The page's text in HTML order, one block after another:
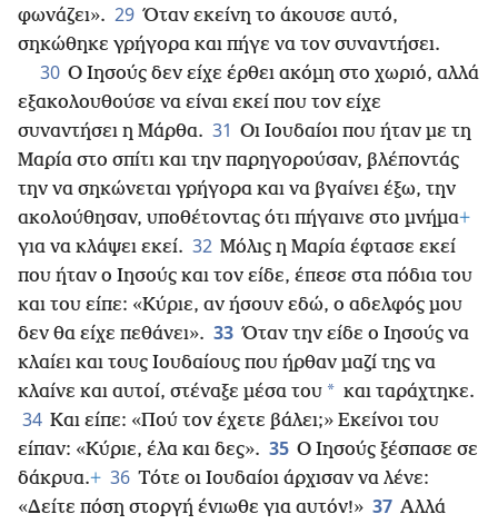
φωνάζει». 29 Όταν εκείνη το άκουσε αυτό,
σηκώθηκε γρήγορα και πήγε να τον συναντήσει.
30 Ο Ιησούς δεν είχε έρθει ακόμη στο χωριό, αλλά
εξακολουθούσε να είναι εκεί που τον είχε
συναντήσει η Μάρθα. 31 Οι Ιουδαίοι που ήταν με τη
Μαρία στο σπίτι και την παρηγορούσαν, βλέποντάς
την να σηκώνεται γρήγορα και να βγαίνει έξω, την
ακολούθησαν, υποθέτοντας ότι πήγαινε στο μνήμα+
για να κλάψει εκεί. 32 Μόλις η Μαρία έφτασε εκεί
που ήταν ο Ιησούς και τον είδε, έπεσε στα πόδια του
και του είπε: «Κύριε, αν ήσουν εδώ, ο αδελφός μου
δεν θα είχε πεθάνει». 33 Όταν την είδε ο Ιησούς να
κλαίει και τους Ιουδαίους που ήρθαν μαζί της να
κλαίνε και αυτοί, στέναξε μέσα του * και ταράχτηκε.
34 Και είπε: «Πού τον έχετε βάλει;» Εκείνοι του
είπαν: «Κύριε, έλα και δες». 35 Ο Ιησούς ξέσπασε σε
δάκρυα.+ 36 Τότε οι Ιουδαίοι άρχισαν να λένε:
«Δείτε πόση στοργή ένιωθε για αυτόν!» 37 Αλλά